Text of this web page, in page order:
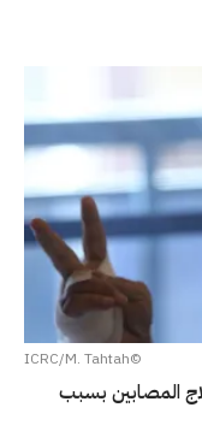
©ICRC/M. Tahtah
المصابين بسبب